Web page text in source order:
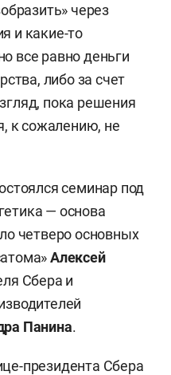
через
и какие-то
все равно деньги
либо за счет
пока решения
к сожалению, не
семинар под
— основа
четверо основных
Алексей
Сбера и
Панина.
президента Сбера